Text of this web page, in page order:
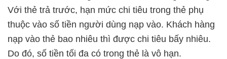
Với thẻ trả trước, hạn mức chi tiêu trong thẻ phụ
thuộc vào số tiền người dùng nạp vào. Khách hàng
nạp vào thẻ bao nhiêu thì được chi tiêu bấy nhiêu.
Do đó, số tiền tối đa có trong thẻ là vô hạn.